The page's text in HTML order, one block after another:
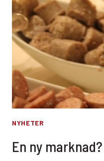
NYHETER
En ny marknad?